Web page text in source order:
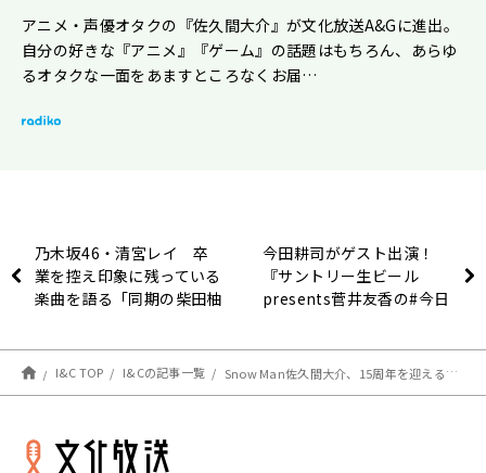
アニメ・声優オタクの『佐久間大介』が文化放送A&Gに進出。
自分の好きな『アニメ』『ゲーム』の話題はもちろん、あらゆ
るオタクな一面をあますところなくお届…
乃木坂46・清宮レイ 卒
業を控え印象に残っている
楽曲を語る「同期の柴田柚
今田耕司がゲスト出演！
『サントリー生ビール
presents菅井友香の#今日
放送
I&C TOP I&Cの記事一覧 Snow Man佐久間大介、15周年を迎えるM.S.S Projectの15周年ならではの悩みに驚き！あろまほっと「企画会議で出た企画、3年前にやってたりするんです」